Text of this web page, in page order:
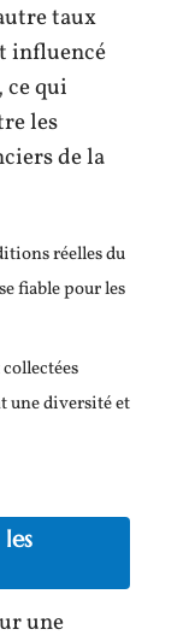
taux
influencé
, ce qui
les
de la
réelles du
fiable pour les
une diversité et
une